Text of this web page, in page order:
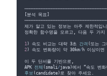
[분석 목표
제가 알고 있는 정보는 아주 제한적입
정확한 함수명을 모르고 다음 두 가지
1 ) 속도 비교는 대략 3초 간격 ( 또는 그
2 ) 속도 변화량이 약 30 km/h 이상이면
이 두 단서를 기반으로
APK 전체 ( smali /java )에서 “속도 변화
후보 ( candidate ) 로 찾아 주세요